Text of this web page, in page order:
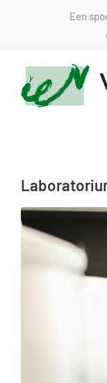
Een
Over ons
Direct contact